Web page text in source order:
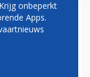
IN
onbeperkt
Apps.